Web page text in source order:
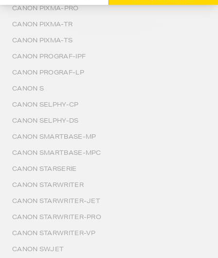
CANON PIXMA-PRO
CANON PIXMA-TR
CANON PIXMA-TS
CANON PROGRAF-IPF
CANON PROGRAF-LP
CANON S
CANON SELPHY-CP
CANON SELPHY-DS
CANON SMARTBASE-MP
CANON SMARTBASE-MPC
CANON STARSERIE
CANON STARWRITER
CANON STARWRITER-JET
CANON STARWRITER-PRO
CANON STARWRITER-VP
CANON SWJET